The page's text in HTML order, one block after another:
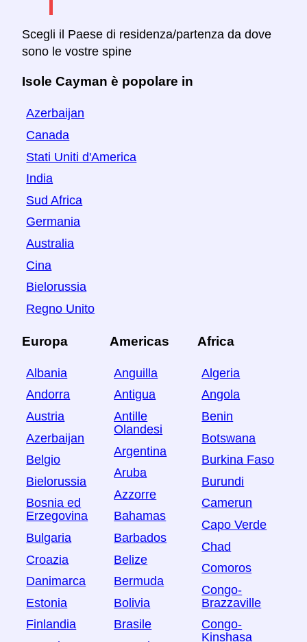
Scegli il Paese di residenza/partenza da dove
sono le vostre spine
Isole Cayman è popolare in
Azerbaijan
Canada
Stati Uniti d'America
India
Sud Africa
Germania
Australia
Cina
Bielorussia
Regno Unito
Europa
Albania
Andorra
Austria
Azerbaijan
Belgio
Bielorussia
Bosnia ed
Erzegovina
Bulgaria
Croazia
Danimarca
Estonia
Finlandia
Americas
Anguilla
Antigua
Antille
Olandesi
Argentina
Aruba
Azzorre
Bahamas
Barbados
Belize
Bermuda
Bolivia
Brasile
Africa
Algeria
Angola
Benin
Botswana
Burkina Faso
Burundi
Camerun
Capo Verde
Chad
Comoros
Congo-
Brazzaville
Congo-
Kinshasa